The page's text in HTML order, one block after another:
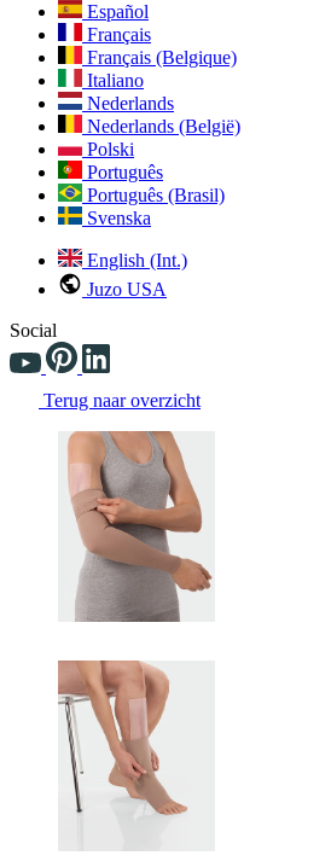
Español
Français
Français (Belgique)
Italiano
Nederlands
Nederlands (België)
Polski
Português
Português (Brasil)
Svenska
English (Int.)
Juzo USA
Social
Terug naar overzicht